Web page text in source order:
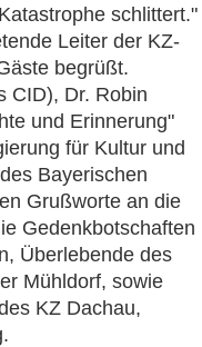
schlittert."
Leiter der KZ-
begrüßt.
CID), Dr. Robin
und Erinnerung"
für Kultur und
Bayerischen
Grußworte an die
Gedenkbotschaften
Überlebende des
Mühldorf, sowie
KZ Dachau,